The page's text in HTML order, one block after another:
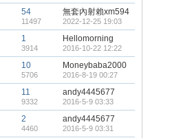
54
11497
無套內射賴xm594
2022-12-25 19:03
1
3914
Hellomorning
2016-10-22 12:22
10
5706
Moneybaba2000
2016-8-19 00:27
11
9332
andy4445677
2016-5-9 03:33
2
4460
andy4445677
2016-5-9 03:31